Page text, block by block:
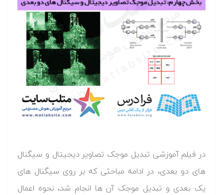
در فیلم آموزشی تبدیل موجک تصاویر دیجیتال و سیگنال
های دو بعدی، در ادامه مباحثی که بر روی سیگنال های
یک بعدی و تبدیل موجک آن ها انجام شد، نحوه اعمال